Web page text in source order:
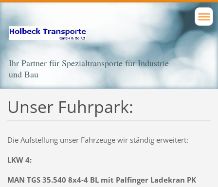
Ihr Partner für Spezialtransporte für Industrie
und Bau
Unser Fuhrpark:
Die Aufstellung unser Fahrzeuge wir ständig erweitert:
LKW 4:
MAN TGS 35.540 8x4-4 BL mit Palfinger Ladekran PK